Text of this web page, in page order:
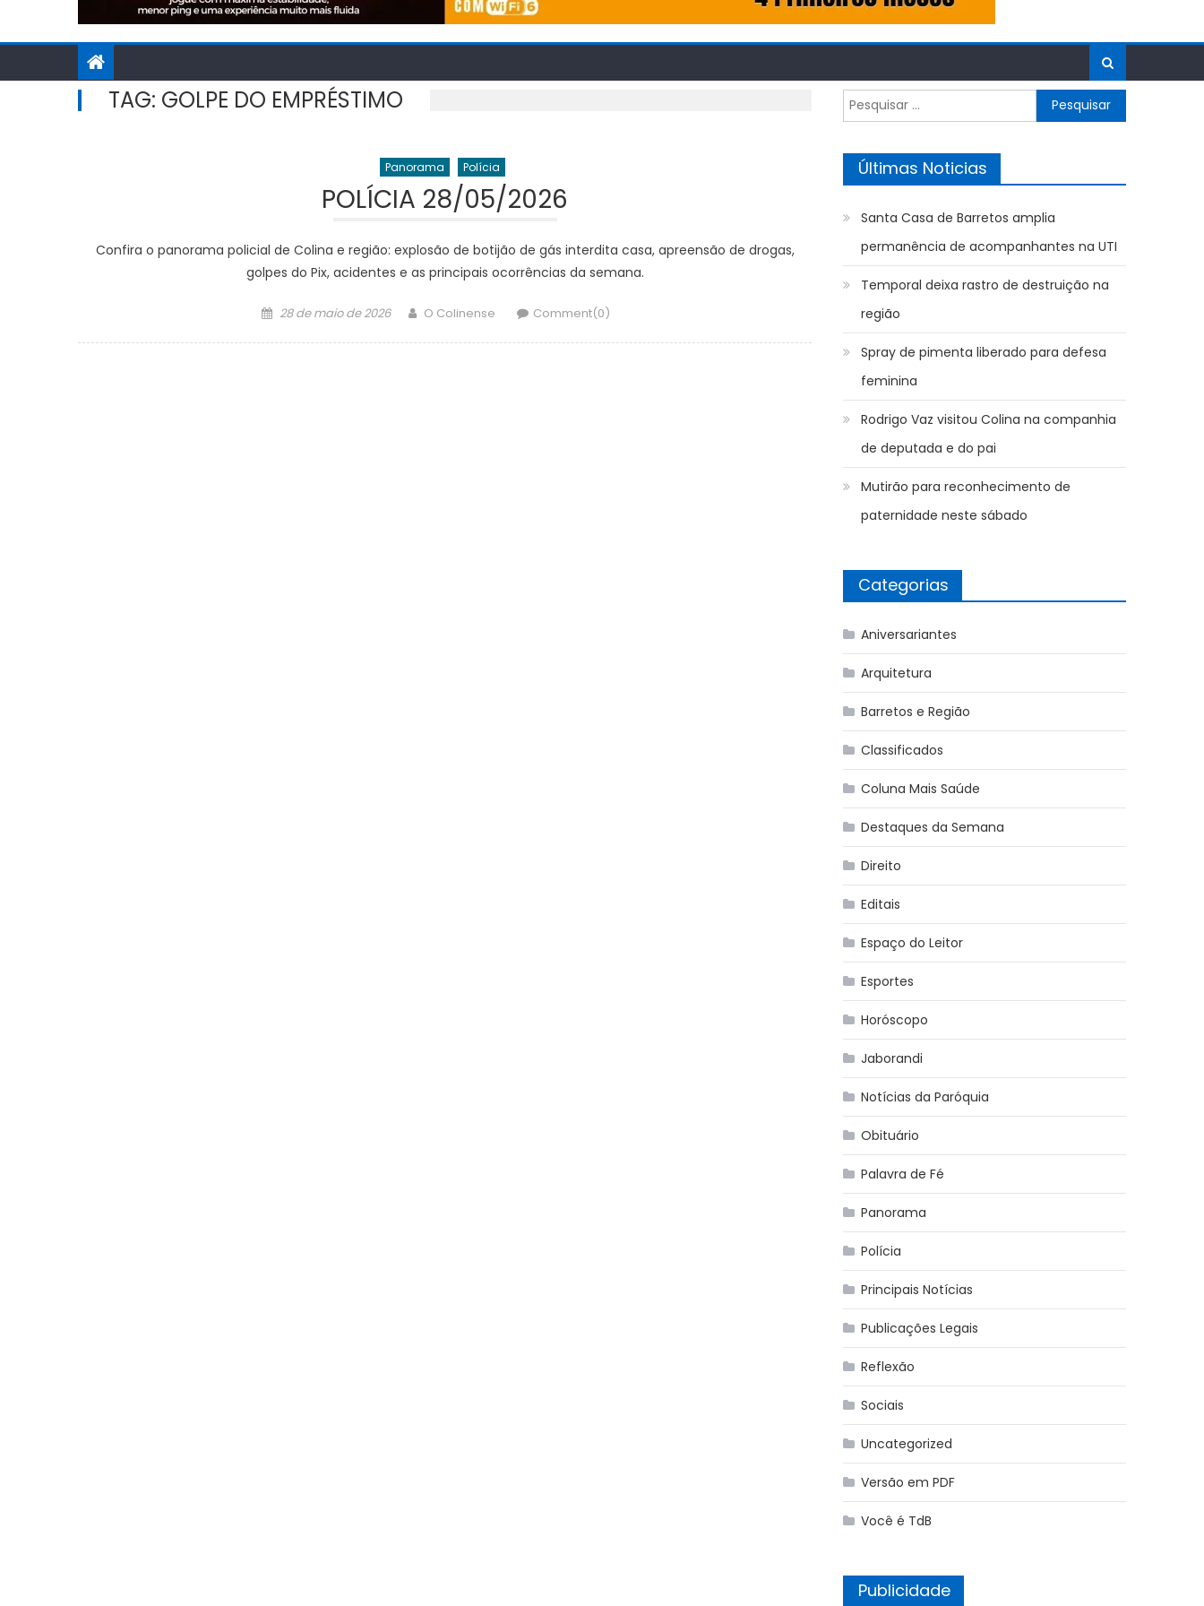
TAG: GOLPE DO EMPRÉSTIMO
Panorama Polícia
POLÍCIA 28/05/2026
Confira o panorama policial de Colina e região: explosão de botijão de gás interdita casa, apreensão de drogas,
golpes do Pix, acidentes e as principais ocorrências da semana.
Posted
28 de maio de 2026 Author
O Colinense Comment(0)
Pesquisar
por:
Últimas Noticias
Santa Casa de Barretos amplia
permanência de acompanhantes na UTI
Temporal deixa rastro de destruição na
região
Spray de pimenta liberado para defesa
feminina
Rodrigo Vaz visitou Colina na companhia
de deputada e do pai
Mutirão para reconhecimento de
paternidade neste sábado
Categorias
Aniversariantes
Arquitetura
Barretos e Região
Classificados
Coluna Mais Saúde
Destaques da Semana
Direito
Editais
Espaço do Leitor
Esportes
Horóscopo
Jaborandi
Notícias da Paróquia
Obituário
Palavra de Fé
Panorama
Polícia
Principais Notícias
Publicações Legais
Reflexão
Sociais
Uncategorized
Versão em PDF
Você é TdB
Publicidade